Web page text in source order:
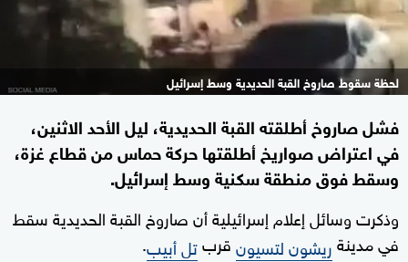
لحظة سقوط صاروخ القبة الحديدية وسط إسرائيل
فشل صاروخ أطلقته القبة الحديدية، ليل الأحد الاثنين،
في اعتراض صواريخ أطلقتها حركة حماس من قطاع غزة،
وسقط فوق منطقة سكنية وسط إسرائيل.
وذكرت وسائل إعلام إسرائيلية أن صاروخ القبة الحديدية سقط
في مدينةريشون لتسيونقربتل أبيب.